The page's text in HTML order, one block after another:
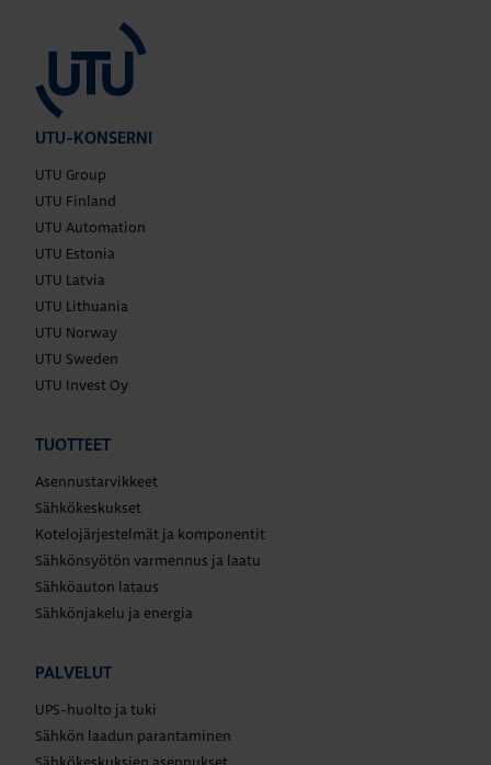
UTU-KONSERNI
UTU Group
UTU Finland
UTU Automation
UTU Estonia
UTU Latvia
UTU Lithuania
UTU Norway
UTU Sweden
UTU Invest Oy
TUOTTEET
Asennustarvikkeet
Sähkökeskukset
Kotelojärjestelmät ja komponentit
Sähkönsyötön varmennus ja laatu
Sähköauton lataus
Sähkönjakelu ja energia
PALVELUT
UPS-huolto ja tuki
Sähkön laadun parantaminen